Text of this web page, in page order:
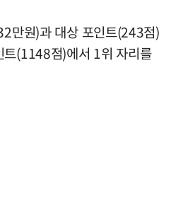
만원)과 대상 포인트(243점)
트(1148점)에서 1위 자리를